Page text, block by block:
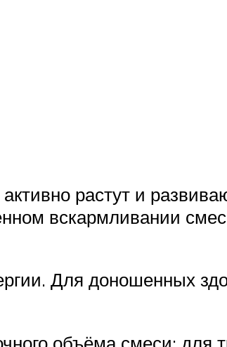
растут и
вскармливании
Для доношенных